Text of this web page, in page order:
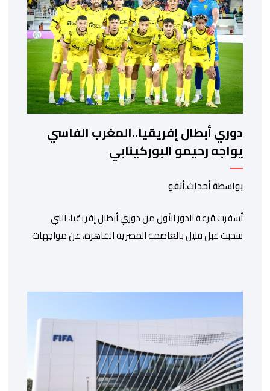
دوري أبطال إفريقيا..المغرب الفاسي
يواجه رحيمو البوركينابي
بواسطة أحداث.أنفو
أسفرت قرعة الدور الأول من دوري أبطال إفريقيا، التي
سحبت قبل قليل بالعاصمة المصرية القاهرة، عن مواجهات
نهضة بركان على موعد في هذا الدور مع الفائز من المباراة
الغامبي، حيث يطمح الفريق […]